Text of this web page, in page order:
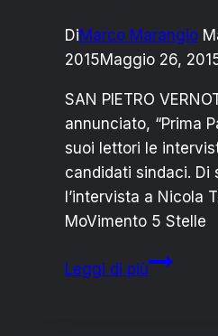
DiMarco Marangio
2015Maggio 26,
SAN PIETRO
annunciato, “Prima
suoi lettori le
candidati sindaci. Di
l’intervista a Nicola
MoVimento 5 Stelle
Leggi di piùSan